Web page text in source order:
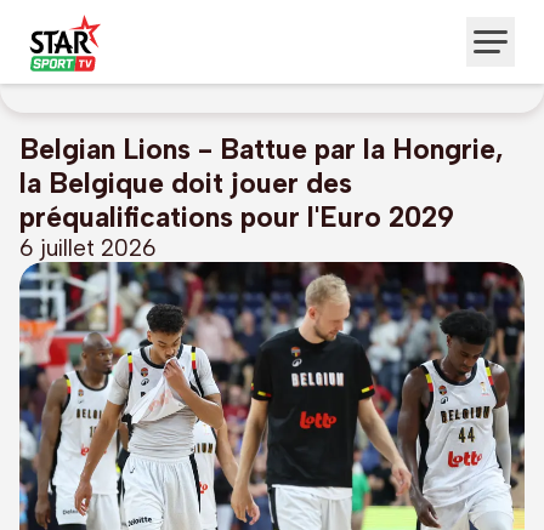
Belgian Lions - Battue par la Hongrie,
la Belgique doit jouer des
préqualifications pour l'Euro 2029
6 juillet 2026